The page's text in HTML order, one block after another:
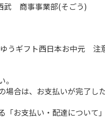
武 商事事業部(そごう)
うギフト西日本お中元 注
合は、お支払いが完了し
「お支払い・配達について